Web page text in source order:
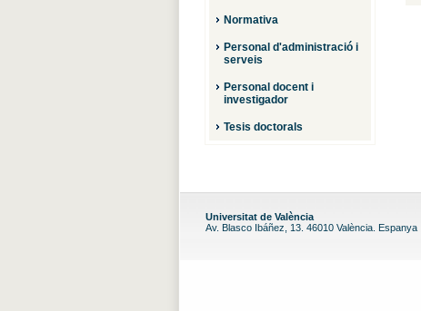
Normativa
Personal d'administració i
serveis
Personal docent i
investigador
Tesis doctorals
Universitat de València
Av. Blasco Ibáñez, 13. 46010 València. Espanya